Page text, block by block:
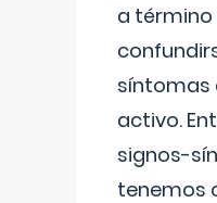
a término
síntomas
activo.
signos-
tenemos